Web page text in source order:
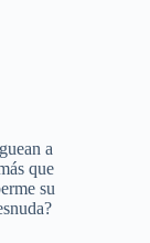
a
que
su